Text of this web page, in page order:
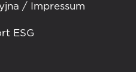
/ Impressum
ESG